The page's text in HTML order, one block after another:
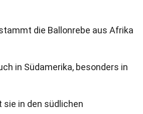
die Ballonrebe aus Afrika
in Südamerika, besonders in
sie in den südlichen